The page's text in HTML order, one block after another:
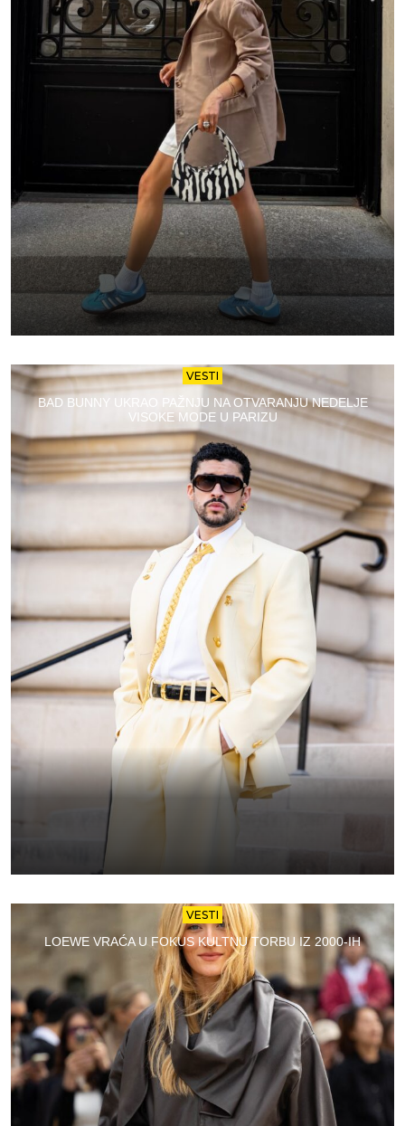
VESTI
BAD BUNNY UKRAO PAŽNJU NA OTVARANJU NEDELJE
VISOKE MODE U PARIZU
VESTI
LOEWE VRAĆA U FOKUS KULTNU TORBU IZ 2000-IH